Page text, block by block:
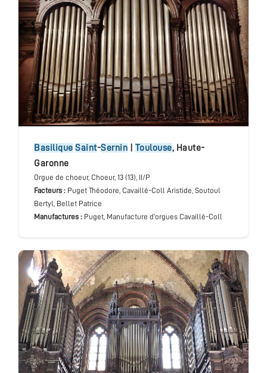
basilique Saint-Sernin Toulouse, Haute-
Garonne
Orgue de choeur, Choeur, 13 (13), II/P
Facteurs : Puget Théodore, Cavaillé-Coll Aristide, Soutoul
Bertyl, Bellet Patrice
Manufactures : Puget, Manufacture d’orgues Cavaillé-Coll